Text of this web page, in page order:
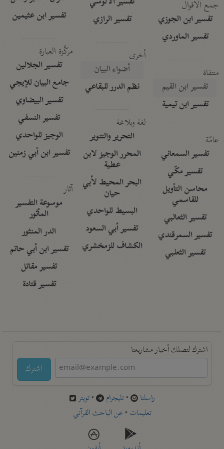
جمع الأقوال
تفسير ابن الجوزي
تفسير الماوردي
منتقاة
تفسير ابن القيم
تفسير ابن تيمية
عامّة
تفسير السمعاني
تفسير مكّي
محاسن التأويل
للقاسمي
تفسير الثعالبي
تفسير السمرقندي
تفسير الثعلبي
تفسير الرازي
أخرى
أضواء البيان
نظم الدرر للبقاعي
لغة وبلاغة
التحرير والتنوير
المحرر الوجيز لابن
عطية
البحر المحيط لأبي
حيان
البسيط للواحدي
تفسير أبي السعود
الكشاف للزمخشري
تفسير ابن عثيمين
مركَّزة العبارة
تفسير الجلالين
جامع البيان للإيجي
تفسير البيضاوي
تفسير النسفي
الوجيز للواحدي
تفسير ابن أبي زمنين
آثار
موسوعة التفسير
المأثور
الدر المنثور
تفسير ابن أبي حاتم
تفسير مقاتل
تفسير قتادة
اشترك لتصلك أخبار مشاريعنا
اشترك
راسلنا •تليجرام •تويتر
تعليمات •عن الباحث القرآني